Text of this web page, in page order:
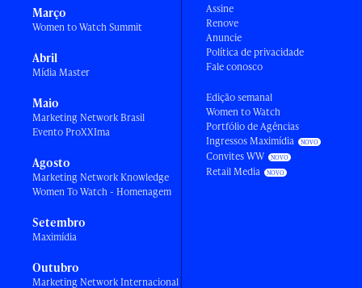
Março
Women to Watch Summit
Abril
Mídia Master
Maio
Marketing Network Brasil
Evento ProXXIma
Agosto
Marketing Network Knowledge
Women To Watch - Homenagem
Setembro
Maximídia
Outubro
Marketing Network Internacional
Assine
Renove
Anuncie
Política de privacidade
Fale conosco
Edição semanal
Women to Watch
Portfólio de Agências
Ingressos Maximídia
Convites WW
Retail Media